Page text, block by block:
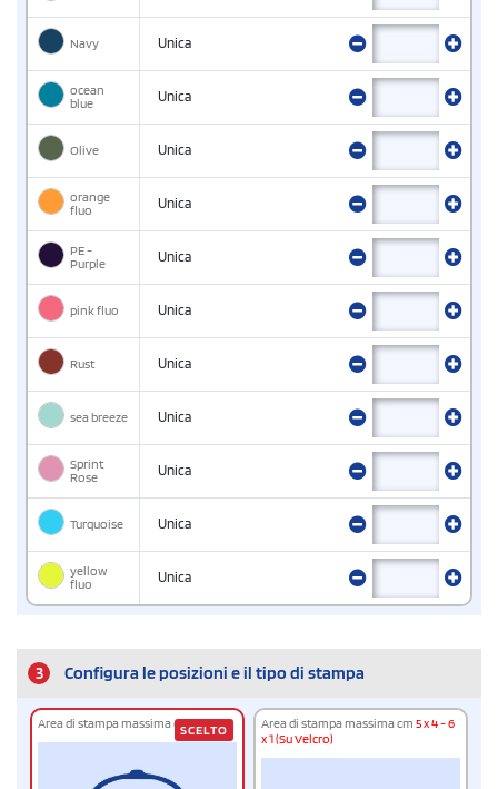
Navy Unica
ocean
blue
Unica
Olive Unica
orange
fluo
Unica
PE -
Purple
Unica
pink fluo Unica
Rust Unica
sea breeze Unica
Sprint
Rose
Unica
Turquoise Unica
yellow
fluo
Unica
3 Configura le posizioni e il tipo di stampa
Area di stampa massima cm9 x 5
SCELTO Area di stampa massima cm 5 x 4 - 6
x 1 (Su Velcro)